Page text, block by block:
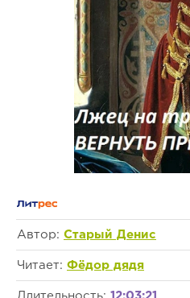
Автор: Старый Денис
Читает: Фёдор дядя